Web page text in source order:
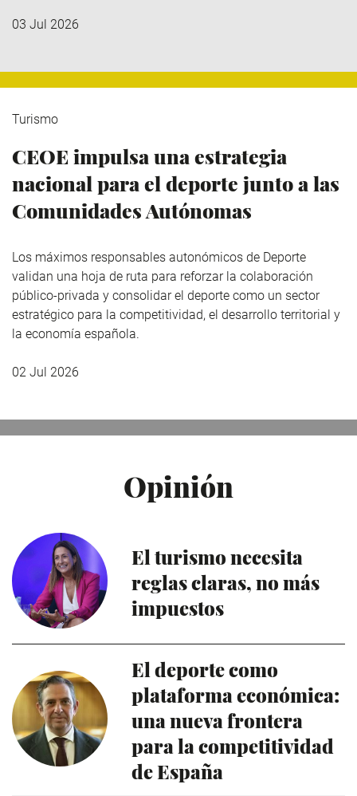
03 Jul 2026
Turismo
CEOE impulsa una estrategia
nacional para el deporte junto a las
Comunidades Autónomas
Los máximos responsables autonómicos de Deporte
validan una hoja de ruta para reforzar la colaboración
público-privada y consolidar el deporte como un sector
estratégico para la competitividad, el desarrollo territorial y
la economía española.
02 Jul 2026
Opinión
El turismo necesita
reglas claras, no más
impuestos
El deporte como
plataforma económica:
una nueva frontera
para la competitividad
de España